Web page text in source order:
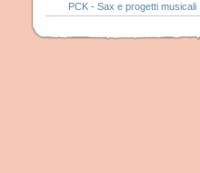
PCK - Sax e progetti musicali